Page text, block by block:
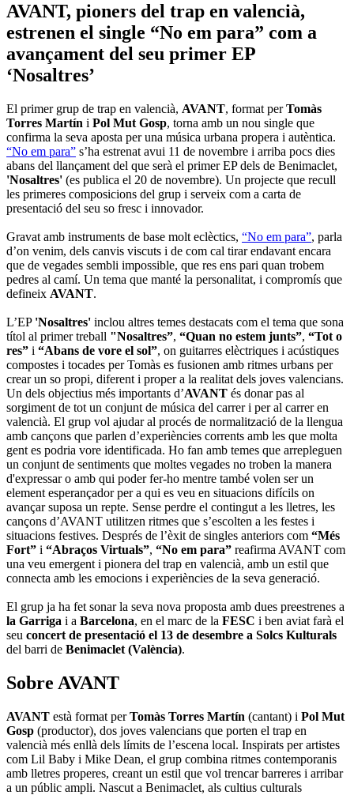
AVANT, pioners del trap en valencià,
estrenen el single “No em para” com a
avançament del seu primer EP
‘Nosaltres’
El primer grup de trap en valencià, AVANT, format perTomàs
Torres Martín i Pol Mut Gosp, torna amb un nou single que
confirma la seva aposta per una música urbana propera i autèntica.
“No em para” s’ha estrenat avui 11 de novembre i arriba pocs dies
abans del llançament del que serà el primer EP dels de Benimaclet,
'Nosaltres' (es publica el 20 de novembre). Un projecte que recull
les primeres composicions del grup i serveix com a carta de
presentació del seu so fresc i innovador.
Gravat amb instruments de base molt eclèctics, “No em para”, parla
d’on venim, dels canvis viscuts i de com cal tirar endavant encara
que de vegades sembli impossible, que res ens pari quan trobem
pedres al camí. Un tema que manté la personalitat, i compromís que
defineix AVANT.
L’EP 'Nosaltres' inclou altres temes destacats com el tema que sona
títol al primer treball "Nosaltres”, “Quan no estem junts”, “Tot o
res” i “Abans de vore el sol”, on guitarres elèctriques i acústiques
compostes i tocades per Tomàs es fusionen amb ritmes urbans per
crear un so propi, diferent i proper a la realitat dels joves valencians.
Un dels objectius més importants d’AVANT és donar pas al
sorgiment de tot un conjunt de música del carrer i per al carrer en
valencià. El grup vol ajudar al procés de normalització de la llengua
amb cançons que parlen d’experiències corrents amb les que molta
gent es podria vore identificada. Ho fan amb temes que arrepleguen
un conjunt de sentiments que moltes vegades no troben la manera
d'expressar o amb qui poder fer-ho mentre també volen ser un
element esperançador per a qui es veu en situacions difícils on
avançar suposa un repte. Sense perdre el contingut a les lletres, les
cançons d’AVANT utilitzen ritmes que s’escolten a les festes i
situacions festives. Després de l’èxit de singles anteriors com “Més
Fort” i “Abraços Virtuals”, “No em para” reafirma AVANT com
una veu emergent i pionera del trap en valencià, amb un estil que
connecta amb les emocions i experiències de la seva generació.
El grup ja ha fet sonar la seva nova proposta amb dues preestrenes a
la Garriga i a Barcelona, en el marc de la FESC i ben aviat farà el
seu concert de presentació el 13 de desembre a Solcs Kulturals
del barri de Benimaclet (València).
Sobre AVANT
AVANT està format perTomàs Torres Martín (cantant) i Pol Mut
Gosp (productor), dos joves valencians que porten el trap en
valencià més enllà dels límits de l’escena local. Inspirats per artistes
com Lil Baby i Mike Dean, el grup combina ritmes contemporanis
amb lletres properes, creant un estil que vol trencar barreres i arribar
a un públic ampli. Nascut a Benimaclet, als cultius culturals